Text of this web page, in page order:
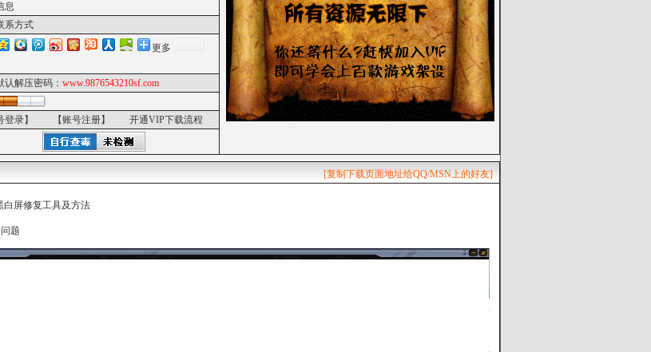
息
系方式
更多
认解压密码： www.9876543210sf.com
登录】 【账号注册】
开通VIP下载流程
[复制下载页面地址给QQ/MSN上的好友]
白屏修复工具及方法
题